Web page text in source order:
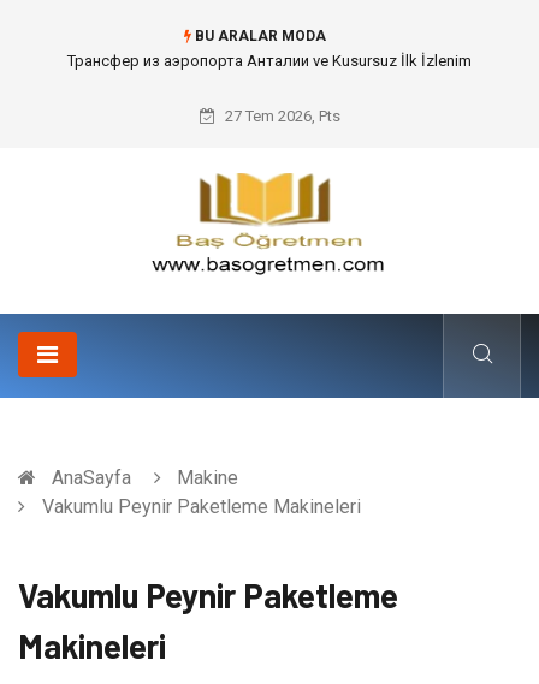
BU ARALAR MODA
Kafes Sandık ve Peyzaj Mimarisinde Dev Bitkilerin Transferi
27 Tem 2026, Pts
AnaSayfa
Makine
Vakumlu Peynir Paketleme Makineleri
Vakumlu Peynir Paketleme
Makineleri